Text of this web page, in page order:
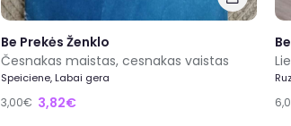
Be Prekės Ženklo
Česnakas maistas, cesnakas vaistas
Speiciene, Labai gera
3,00€ 3,82€